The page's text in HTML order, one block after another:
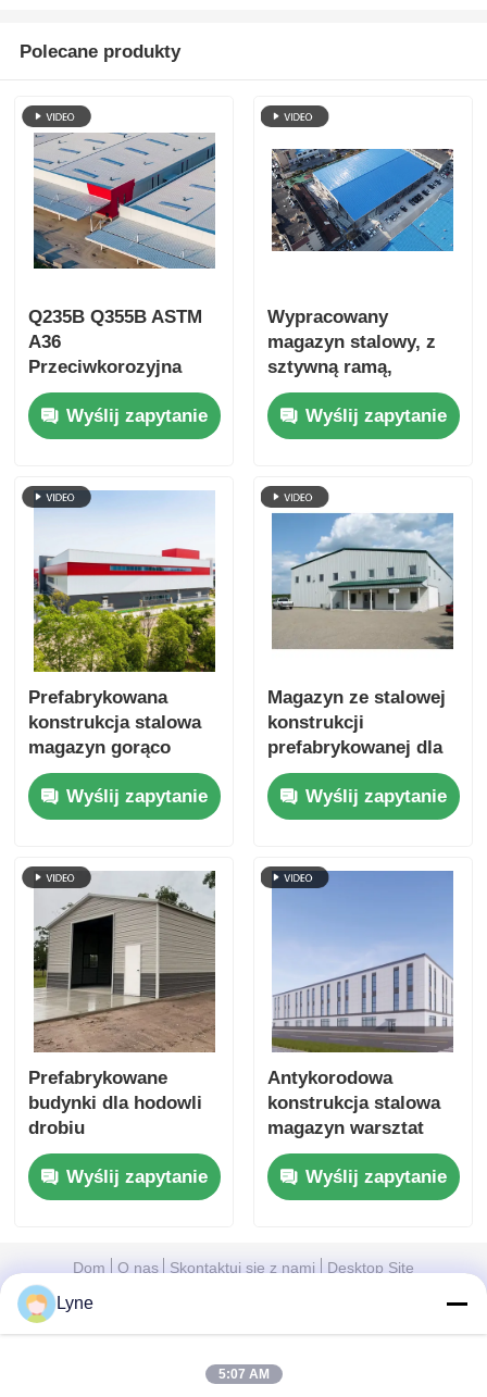
Polecane produkty
Q235B Q355B ASTM
A36
Przeciwkorozyjna
ramka metalowa
Budownictwo Skład
logistyczny
Wyślij zapytanie
Wypracowany
magazyn stalowy, z
sztywną ramą,
podłogami,
pokryciem dachu i
ścian, powłoką
dostosowanym
rozmiarze do
przechowywania i
użytku
przemysłowego
Wyślij zapytanie
Prefabrykowana
konstrukcja stalowa
magazyn gorąco
zanurzony
ocynkowany długą
żywotność
Wyślij zapytanie
Magazyn ze stalowej
konstrukcji
prefabrykowanej dla
rolnictwa, szybka
budowa Q235B
Q355B
Wyślij zapytanie
Prefabrykowane
budynki dla hodowli
drobiu
Prefabrykowane
budynki dla hodowli
drobiu
Wyślij zapytanie
Antykorodowa
konstrukcja stalowa
magazyn warsztat
przemysłowy
metalowy budynek
szopy dla trudnych
Wyślij zapytanie
Dom O nas Skontaktuj się z nami
Desktop Site
Prefabrykowana stalowa konstrukcja
Lyne
5:07 AM